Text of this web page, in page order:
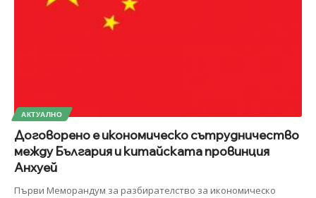
АКТУАЛНО
Договорено е икономическо сътрудничество
между България и китайската провинция
Анхуей
Първи Меморандум за разбирателство за икономическо